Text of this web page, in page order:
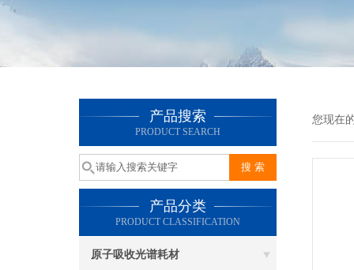
产品搜索
PRODUCT SEARCH
产品分类
PRODUCT CLASSIFICATION
原子吸收光谱耗材
您现在